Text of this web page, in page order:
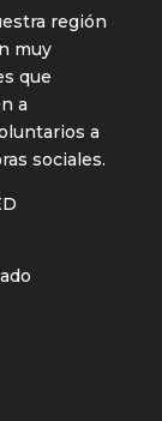
región
muy
que
a
a
sociales.